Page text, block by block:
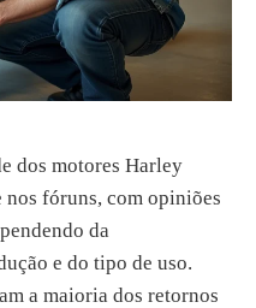
dos motores Harley
fóruns, com opiniões
da
e do tipo de uso.
a maioria dos retornos